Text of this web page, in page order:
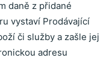
daně z přidané
vystaví Prodávající
či služby a zašle jej
adresu